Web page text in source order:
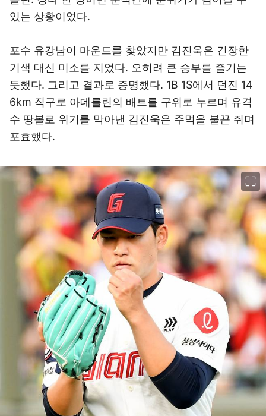
있는 상황이었다.
포수 유강남이 마운드를 찾았지만 김진욱은 긴장한
기색 대신 미소를 지었다. 오히려 큰 승부를 즐기는
듯했다. 그리고 결과로 증명했다. 1B 1S에서 던진 14
6km 직구로 아데를린의 배트를 구위로 누르며 유격
수 땅볼로 위기를 막아낸 김진욱은 주먹을 불끈 쥐며
포효했다.